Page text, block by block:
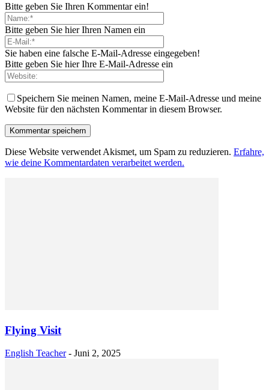
Bitte geben Sie Ihren Kommentar ein!
Bitte geben Sie hier Ihren Namen ein
Sie haben eine falsche E-Mail-Adresse eingegeben!
Bitte geben Sie hier Ihre E-Mail-Adresse ein
Speichern Sie meinen Namen, meine E-Mail-Adresse und meine
Website für den nächsten Kommentar in diesem Browser.
Diese Website verwendet Akismet, um Spam zu reduzieren. Erfahre,
wie deine Kommentardaten verarbeitet werden.
Flying Visit
English Teacher - Juni 2, 2025